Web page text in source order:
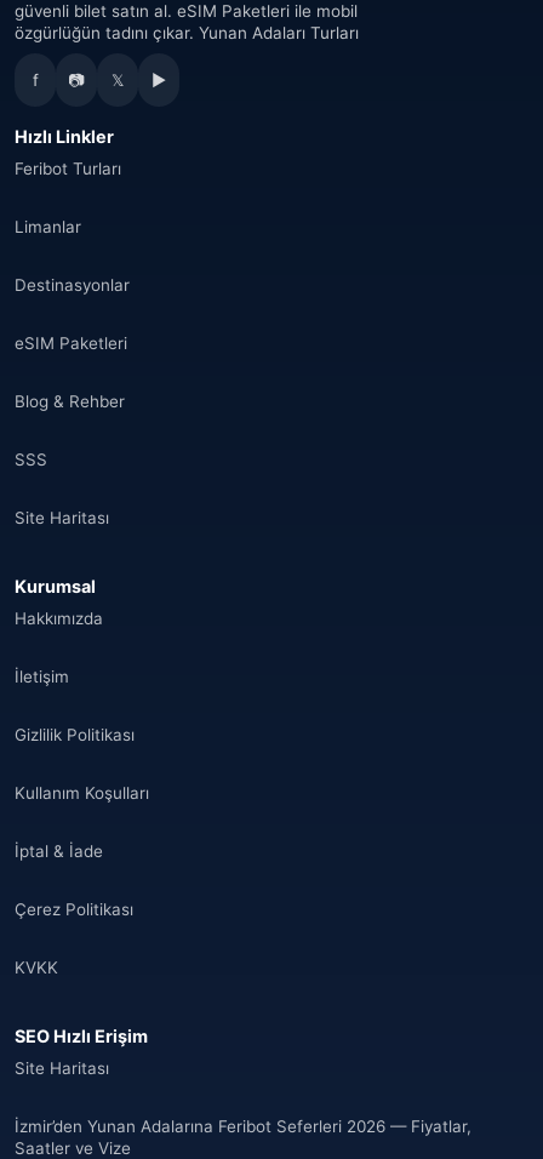
güvenli bilet satın al. eSIM Paketleri ile mobil
özgürlüğün tadını çıkar. Yunan Adaları Turları
f 📷 𝕏 ▶
Hızlı Linkler
Feribot Turları
Limanlar
Destinasyonlar
eSIM Paketleri
Blog & Rehber
SSS
Site Haritası
Kurumsal
Hakkımızda
İletişim
Gizlilik Politikası
Kullanım Koşulları
İptal & İade
Çerez Politikası
KVKK
SEO Hızlı Erişim
Site Haritası
İzmir’den Yunan Adalarına Feribot Seferleri 2026 — Fiyatlar,
Saatler ve Vize